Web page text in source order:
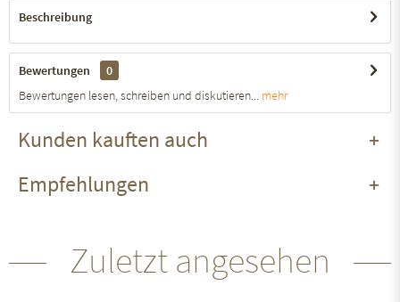
Beschreibung
Bewertungen
0
Bewertungen lesen, schreiben und diskutieren... mehr
Kunden kauften auch
Empfehlungen
Zuletzt angesehen